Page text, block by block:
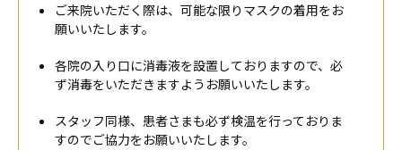
ご来院いただく際は、可能な限りマスクの着用をお
願いいたします。
各院の入り口に消毒液を設置しておりますので、必
ず消毒をいただきますようお願いいたします。
スタッフ同様、患者さまも必ず検温を行っておりま
すのでご協力をお願いいたします。